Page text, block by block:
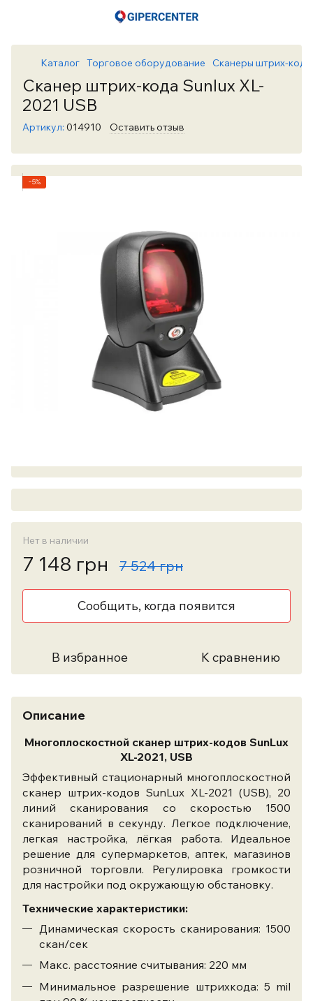
Каталог Торговое оборудование Сканеры штрих-
Сканер штрих-кода Sunlux XL-
2021 USB
Артикул: 014910 Оставить отзыв
−5%
Нет в наличии
7 148 грн 7 524 грн
Сообщить, когда появится
В избранное К сравнению
Описание
Многоплоскостной сканер штрих-кодов SunLux
XL-2021, USB
Эффективный стационарный многоплоскостной
сканер штрих-кодов SunLux XL-2021 (USB), 20
линий сканирования со скоростью 1500
сканирований в секунду. Легкое подключение,
легкая настройка, лёгкая работа. Идеальное
решение для супермаркетов, аптек, магазинов
розничной торговли. Регулировка громкости
для настройки под окружающую обстановку.
Технические характеристики:
Динамическая скорость сканирования: 1500
скан/сек
Макс. расстояние считывания: 220 мм
Минимальное разрешение штрихкода: 5 mil